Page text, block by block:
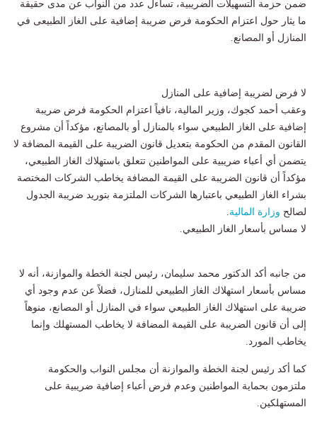
ضمن حزمة التسهيلات الضريبية، تساءل عدد من النواب عن مدى حقيقة
ما يثار حول اعتزام الحكومة فرض ضريبة إضافية على الغاز الطبيعى في
المنازل أو المصانع.
لا فرض لضريبة إضافية على المنازل
وعقب أحمد كجوك، وزير المالية، نافياً اعتزام الحكومة فرض ضريبة
إضافية على الغاز الطبيعي سواء بالمنازل أو بالمصانع، مؤكداً أن مشروع
القانون المقدم من الحكومة بتعديل قانون الضريبة على القيمة المضافة لا
يتضمن أي أعباء ضريبية على المواطنين تتعلق باستهلاك الغاز الطبيعي،
مؤكداً أن قانون الضريبة على القيمة المضافة يخاطب الشركات المختصة
بشراء الغاز الطبيعي باعتبارها الشركات الملتزمة بتوريد ضريبة الجدول
لصالح وزارة المالية
لا مساس بأسعار الغاز الطبيعي.
من جانبه أكد الدكتور محمد سليمان، رئيس لجنة الخطة والموازنة، أنه لا
مساس بأسعار استهلاك الغاز الطبيعي للمنازل، فضلاً عن عدم وجود أي
ضريبة على استهلاك الغاز الطبيعي سواء في المنازل أو المصانع، منوهاً
إلى أن قانون الضريبة على القيمة المضافة لا يخاطب المستهلك وإنما
يخاطب المورد.
كما أكد رئيس لجنة الخطة والموازنة أن مجلس النواب والحكومة
ملتزمون بحماية المواطنين وعدم فرض أعباء إضافية ضريبية على
المستهلكين.